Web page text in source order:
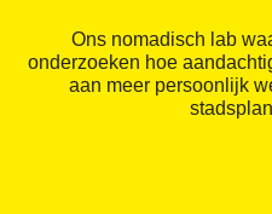
Ons nomadisch lab
onderzoeken hoe
aan meer persoonlijk